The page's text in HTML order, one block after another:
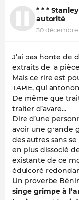
* * *
autorité
30 décembre
J’ai pas honte de
extraits de la
Mais ce rire est
TAPIE, qui
De même que
traiter d’avare...
Dire d’une
avoir une grande
des autres sans
en plus dissocié
existante de ce
édulcoré
Un proverbe
singe grimpe à